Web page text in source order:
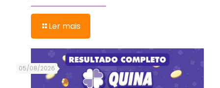
Ler mais
05/08/2026